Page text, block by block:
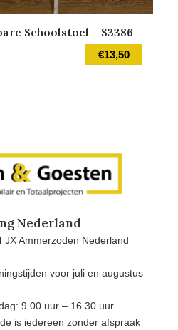
Schoolstoel – S3386
€13,50
Nederland
JX Ammerzoden Nederland
voor juli en augustus
9.00 uur – 16.30 uur
is iedereen zonder afspraak